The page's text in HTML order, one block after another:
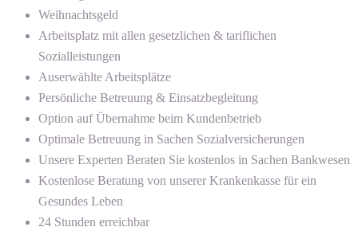
Weihnachtsgeld
Arbeitsplatz mit allen gesetzlichen & tariflichen
Sozialleistungen
Auserwählte Arbeitsplätze
Persönliche Betreuung & Einsatzbegleitung
Option auf Übernahme beim Kundenbetrieb
Optimale Betreuung in Sachen Sozialversicherungen
Unsere Experten Beraten Sie kostenlos in Sachen Bankwesen
Kostenlose Beratung von unserer Krankenkasse für ein
Gesundes Leben
24 Stunden erreichbar